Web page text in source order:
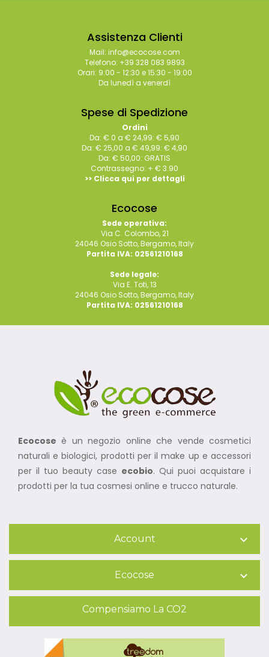
Assistenza Clienti
Mail: info@ecocose.com
Telefono: +39 328 083 9893
Orari: 9:00 - 12:30 e 15:30 - 19:00
Da lunedì a venerdì
Spese di Spedizione
Ordini
Da: € 0 a € 24,99: € 5,90
Da: € 25,00 a € 49,99: € 4,90
Da: € 50,00: GRATIS
Contrassegno: + € 3.90
>> Clicca qui per dettagli
Ecocose
Sede operativa:
Via C. Colombo, 21
24046 Osio Sotto, Bergamo, Italy
Partita IVA: 02561210168
Sede legale:
Via E. Toti, 13
24046 Osio Sotto, Bergamo, Italy
Partita IVA: 02561210168
Ecocose è un negozio online che vende cosmetici
naturali e biologici, prodotti per il make up e accessori
per il tuo beauty case ecobio. Qui puoi acquistare i
prodotti per la tua cosmesi online e trucco naturale.
Account 
Ecocose 
Compensiamo La CO2